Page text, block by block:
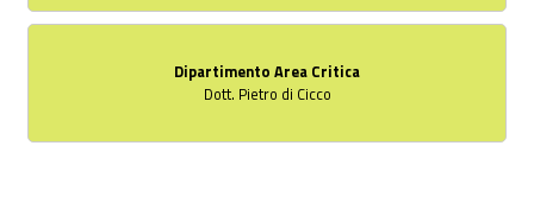
Dipartimento Area Critica
Dott. Pietro di Cicco